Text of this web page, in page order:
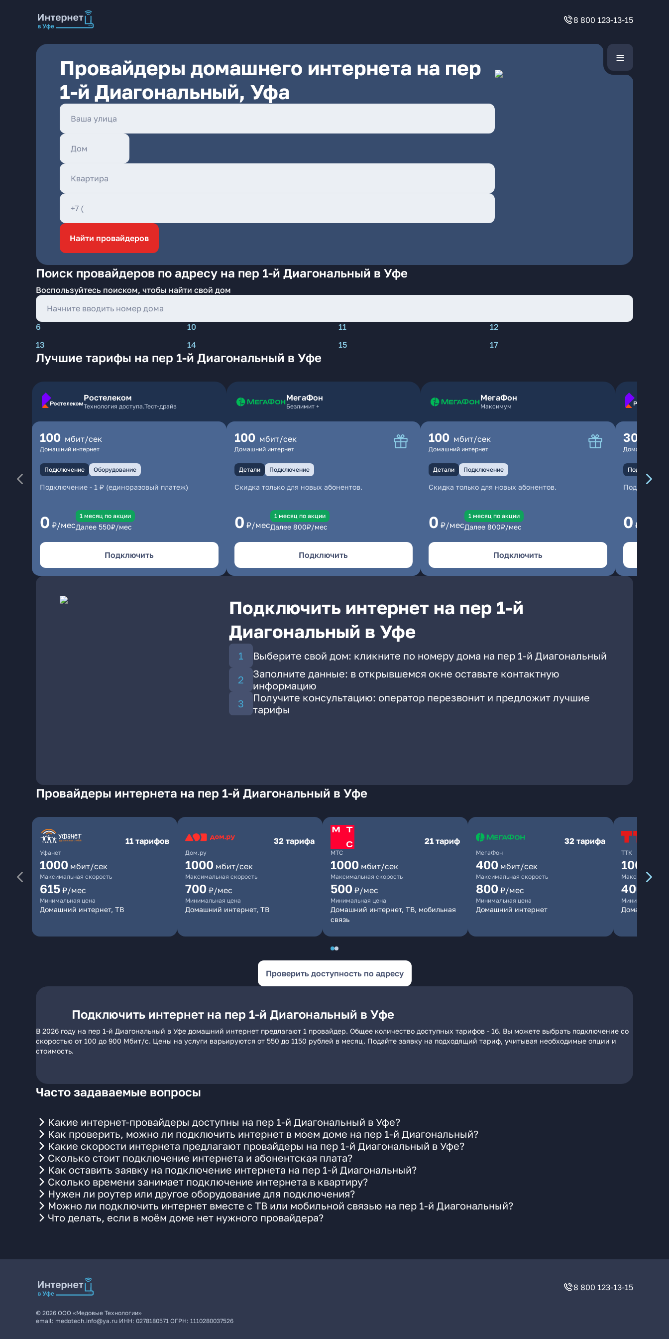
8 800 123-13-15
Провайдеры домашнего интернета на пер
1-й Диагональный, Уфа
Найти провайдеров
Поиск провайдеров по адресу на пер 1-й Диагональный в Уфе
Воспользуйтесь поиском, чтобы найти свой дом
6 10 11
12
13
14 15 17
Лучшие тарифы на пер 1-й Диагональный в Уфе
Ростелеком
Технология доступа.Тест-драйв
100 мбит/сек
Домашний интернет
Подключение Оборудование
Подключение - 1 ₽ (единоразовый платеж)
0 ₽/мес
1 месяц по акции
Далее 550₽/мес
Подключить
МегаФон
Безлимит +
100 мбит/сек
Домашний интернет
Детали Подключение
Скидка только для новых абонентов.
0 ₽/мес
1 месяц по акции
Далее 800₽/мес
Подключить
МегаФон
Максимум
100 мбит/сек
Домашний интернет
Детали Подключение
Скидка только для новых абонентов.
0 ₽/мес
1 месяц по акции
Далее 800₽/мес
Подключить
300
Домашний
Подключение
0 ₽/мес
Подключить интернет на пер 1-й
Диагональный в Уфе
Выберите свой дом: кликните по номеру дома на пер 1-й Диагональный
Заполните данные: в открывшемся окне оставьте контактную
информацию
Получите консультацию: оператор перезвонит и предложит лучшие
тарифы
Провайдеры интернета на пер 1-й Диагональный в Уфе
Уфанет
11 тарифов
1000 мбит/сек
Максимальная скорость
615 ₽/мес
Минимальная цена
Домашний интернет, ТВ
Дом.ру
32 тарифа
1000 мбит/сек
Максимальная скорость
700 ₽/мес
Минимальная цена
Домашний интернет, ТВ
МТС
21 тариф
1000 мбит/сек
Максимальная скорость
500 ₽/мес
Минимальная цена
Домашний интернет, ТВ, мобильная
связь
МегаФон
32 тарифа
400 мбит/сек
Максимальная скорость
800 ₽/мес
Минимальная цена
Домашний интернет
ТТК
100
Максимальная
400
Минимальная
Домашний
Проверить доступность по адресу
Подключить интернет на пер 1-й Диагональный в Уфе
В 2026 году на пер 1-й Диагональный в Уфе домашний интернет предлагают 1 провайдер. Общее количество доступных тарифов - 16. Вы можете выбрать подключение со
скоростью от 100 до 900 Мбит/с. Цены на услуги варьируются от 550 до 1150 рублей в месяц. Подайте заявку на подходящий тариф, учитывая необходимые опции и
стоимость.
Часто задаваемые вопросы
Какие интернет-провайдеры доступны на пер 1-й Диагональный в Уфе?
Как проверить, можно ли подключить интернет в моем доме на пер 1-й Диагональный?
Какие скорости интернета предлагают провайдеры на пер 1-й Диагональный в Уфе?
Сколько стоит подключение интернета и абонентская плата?
Как оставить заявку на подключение интернета на пер 1-й Диагональный?
Сколько времени занимает подключение интернета в квартиру?
Нужен ли роутер или другое оборудование для подключения?
Можно ли подключить интернет вместе с ТВ или мобильной связью на пер 1-й Диагональный?
Что делать, если в моём доме нет нужного провайдера?
8 800 123-13-15
© 2026 ООО «Медовые Технологии»
email: medotech.info@ya.ru ИНН: 0278180571 ОГРН: 1110280037526